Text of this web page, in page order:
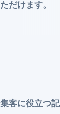
だけます。
客に役立つ